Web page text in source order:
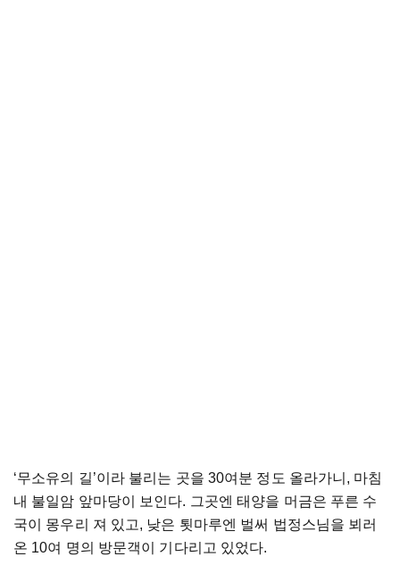
‘무소유의 길’이라 불리는 곳을 30여분 정도 올라가니 , 마침
내 불일암 앞마당이 보인다. 그곳엔 태양을 머금은 푸른 수
국이
몽우리 져 있고, 낮은 툇마루엔 벌써 법정스님을 뵈러
온 10여 명의 방문객이 기다리고 있었다.